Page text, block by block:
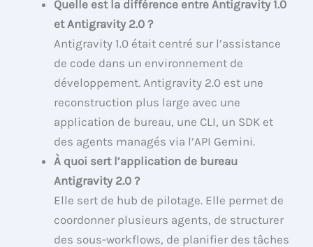
Quelle est la différence entre Antigravity 1.0
et Antigravity 2.0 ?
Antigravity 1.0 était centré sur l’assistance
de code dans un environnement de
développement. Antigravity 2.0 est une
reconstruction plus large avec une
application de bureau, une CLI, un SDK et
des agents managés via l’API Gemini.
À quoi sert l’application de bureau
Antigravity 2.0 ?
Elle sert de hub de pilotage. Elle permet de
coordonner plusieurs agents, de structurer
des sous-workflows, de planifier des tâches